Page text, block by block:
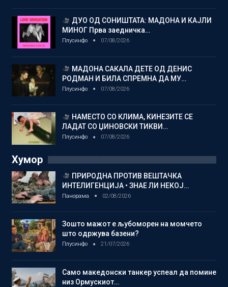
ДУО ОД СОНИШТАТА: МАДОНА И КАЈЛИ
МИНОГ Прва заедничка…
Плусинфо 07/08/2026
МАДОНА САКАЛА ДЕТЕ ОД ДЕНИС
РОДМАН И БИЛА СПРЕМНА ДА МУ…
Плусинфо 07/08/2026
НАМЕСТО СО КЛИМА, КИНЕЗИТЕ СЕ
ЛАДАТ СО ЏИНОВСКИ ТИКВИ…
Плусинфо 07/08/2026
Хумор
ПРИРОДНА ПРОТИВ ВЕШТАЧКА
ИНТЕЛИГЕНЦИЈА • ЗНАЕ ЛИ НЕКОЈ…
Панорама 02/08/2026
Зошто мажот е љубоморен на момчето
што одржува базени?
Плусинфо 21/07/2026
Само македонски танкер успеал да помине
низ Ормускиот…